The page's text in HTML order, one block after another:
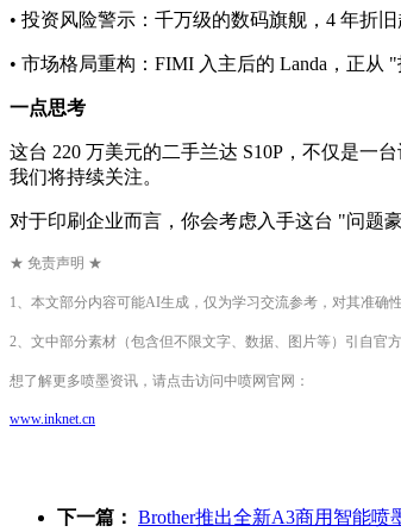
• 投资风险警示：千万级的数码旗舰，4 年折
• 市场格局重构：FIMI 入主后的 Landa，正
一点思考
这台 220 万美元的二手兰达 S10P，不仅是一
我们将持续关注。
对于印刷企业而言，你会考虑入手这台 "问题
★ 免责声明 ★
1、本文部分内容可能AI生成，仅为学习交流参考，对其准确
2、文中部分素材（包含但不限文字、数据、图片等）引自官
想了解更多喷墨资讯，请点击访问中喷网官网：
www.inknet.cn
下一篇： Brother推出全新A3商用智能喷